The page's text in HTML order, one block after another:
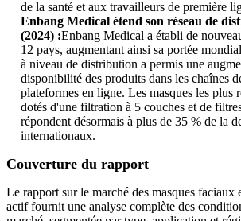
de la santé et aux travailleurs de première
Enbang Medical étend son réseau de
(2024) :Enbang Medical a établi de
12 pays, augmentant ainsi sa portée
à niveau de distribution a permis une
disponibilité des produits dans les chaînes
plateformes en ligne. Les masques les plus
dotés d'une filtration à 5 couches et de
répondent désormais à plus de 35 % de la
internationaux.
Couverture du rapport
Le rapport sur le marché des masques faciaux
actif fournit une analyse complète des